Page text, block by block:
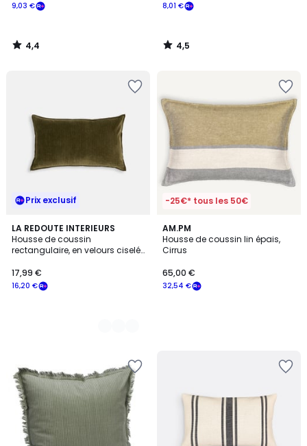
9,03 €
4,4
/
8,01 €
4,5
/
Prix exclusif
LA REDOUTE INTERIEURS
Housse de coussin
rectangulaire, en velours ciselé,
16,20 €
17,99 €
3
Couleurs
-25€* tous les 50€
AM.PM
Housse de coussin lin épais,
Cirrus
32,54 €
65,00 €